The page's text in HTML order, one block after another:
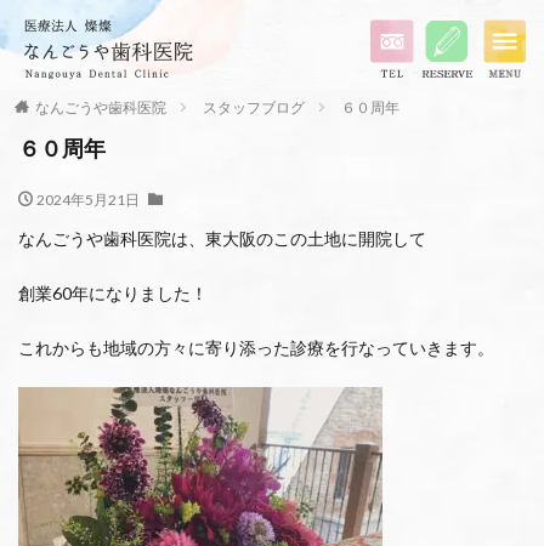
なんごうや歯科医院 スタッフブログ ６０周年
６０周年
2024年5月21日
なんごうや歯科医院は、東大阪のこの土地に開院して
創業60年になりました！
これからも地域の方々に寄り添った診療を行なっていきます。